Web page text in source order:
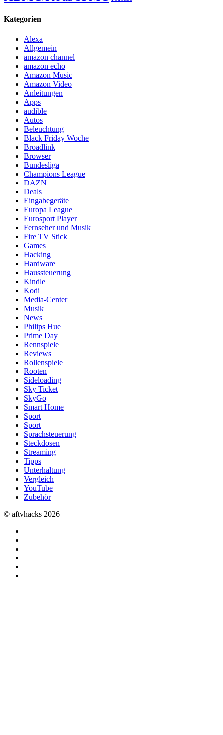
Kategorien
Alexa
Allgemein
amazon channel
amazon echo
Amazon Music
Amazon Video
Anleitungen
Apps
audible
Autos
Beleuchtung
Black Friday Woche
Broadlink
Browser
Bundesliga
Champions League
DAZN
Deals
Eingabegeräte
Europa League
Eurosport Player
Fernseher und Musik
Fire TV Stick
Games
Hacking
Hardware
Haussteuerung
Kindle
Kodi
Media-Center
Musik
News
Philips Hue
Prime Day
Rennspiele
Reviews
Rollenspiele
Rooten
Sideloading
Sky Ticket
SkyGo
Smart Home
Sport
Sport
Sprachsteuerung
Steckdosen
Streaming
Tipps
Unterhaltung
Vergleich
YouTube
Zubehör
© aftvhacks 2026